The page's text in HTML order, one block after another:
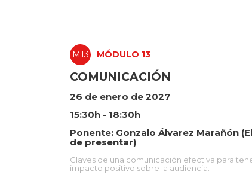
M13 MÓDULO 13
COMUNICACIÓN
26 de enero de 2027
15:30h - 18:30h
Ponente: Gonzalo Álvarez Marañón
de presentar)
Claves de una comunicación efectiva para
impacto positivo sobre la audiencia.